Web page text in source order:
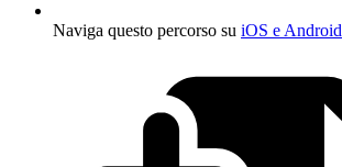
Naviga questo percorso su iOS e Android